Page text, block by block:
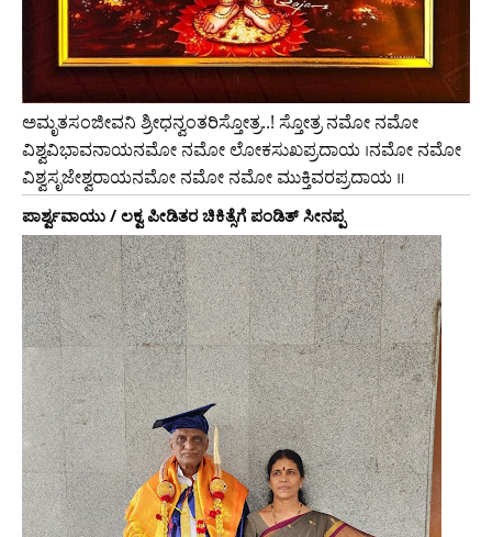
ಅಮೃತಸಂಜೀವನಿ ಶ್ರೀಧನ್ವಂತರಿಸ್ತೋತ್ರ..! ಸ್ತೋತ್ರ ನಮೋ ನಮೋ
ವಿಶ್ವವಿಭಾವನಾಯನಮೋ ನಮೋ ಲೋಕಸುಖಪ್ರದಾಯ ।ನಮೋ ನಮೋ
ವಿಶ್ವಸೃಜೇಶ್ವರಾಯನಮೋ ನಮೋ ನಮೋ ಮುಕ್ತಿವರಪ್ರದಾಯ ॥
ಪಾರ್ಶ್ವವಾಯು / ಲಕ್ವ ಪೀಡಿತರ ಚಿಕಿತ್ಸೆಗೆ ಪಂಡಿತ್ ಸೀನಪ್ಪ